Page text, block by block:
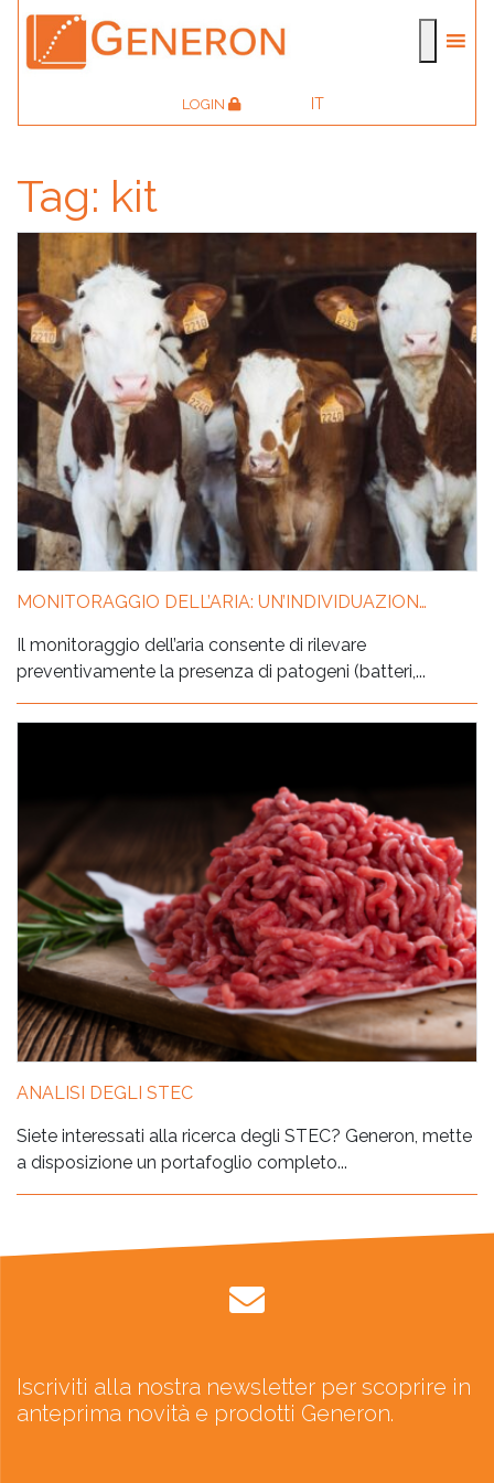
LOGIN IT
Tag: kit
MONITORAGGIO DELL’ARIA: UN’INDIVIDUAZIONE PRECOCE DI PATOGENI ANIMALI
Il monitoraggio dell’aria consente di rilevare
preventivamente la presenza di patogeni (batteri,...
ANALISI DEGLI STEC
Siete interessati alla ricerca degli STEC? Generon, mette
a disposizione un portafoglio completo...
Iscriviti alla nostra newsletter per scoprire in
anteprima novità e prodotti Generon.